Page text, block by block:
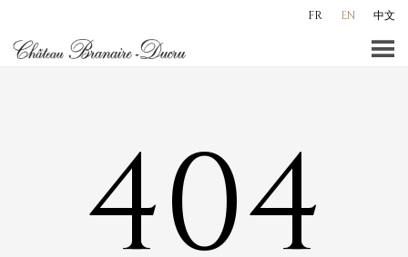
content
FR EN 中文
404